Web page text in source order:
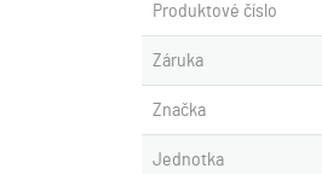
Produktové číslo
Záruka
Značka
Jednotka